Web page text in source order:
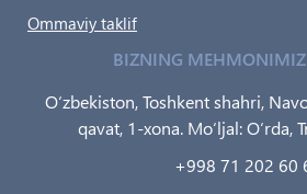
Ommaviy taklif
BIZNING MEHMONIMIZ
O‘zbekiston, Toshkent shahri,
qavat, 1-xona. Mo‘ljal: O‘rda,
+998 71 202 60